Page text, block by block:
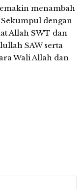
menambah
dengan
Allah SWT dan
SAW serta
Wali Allah dan